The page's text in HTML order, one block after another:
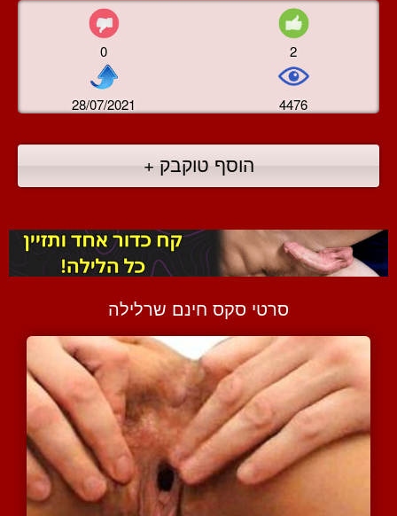
0 2
28/07/2021 4476
הוסף טוקבק +
סרטי סקס חינם שרלילה